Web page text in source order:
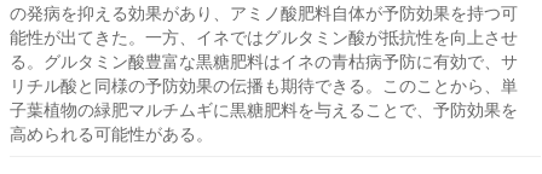
の発病を抑える効果があり、アミノ酸肥料自体が予防効果を持つ可
能性が出てきた。一方、イネではグルタミン酸が抵抗性を向上させ
る。グルタミン酸豊富な黒糖肥料はイネの青枯病予防に有効で、サ
リチル酸と同様の予防効果の伝播も期待できる。このことから、単
子葉植物の緑肥マルチムギに黒糖肥料を与えることで、予防効果を
高められる可能性がある。